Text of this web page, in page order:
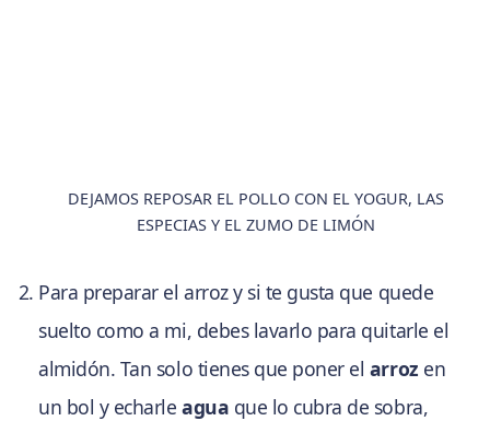
DEJAMOS REPOSAR EL POLLO CON EL YOGUR, LAS
ESPECIAS Y EL ZUMO DE LIMÓN
Para preparar el arroz y si te gusta que quede
suelto como a mi, debes lavarlo para quitarle el
almidón. Tan solo tienes que poner el arroz en
un bol y echarleagua que lo cubra de sobra,